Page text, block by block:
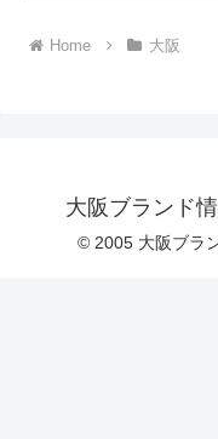
Home 大阪
大阪ブランド
© 2005 大阪ブラ